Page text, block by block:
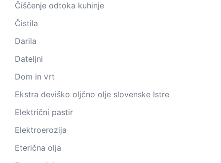
Čiščenje odtoka kuhinje
Čistila
Darila
Dateljni
Dom in vrt
Ekstra deviško oljčno olje slovenske Istre
Električni pastir
Elektroerozija
Eterična olja